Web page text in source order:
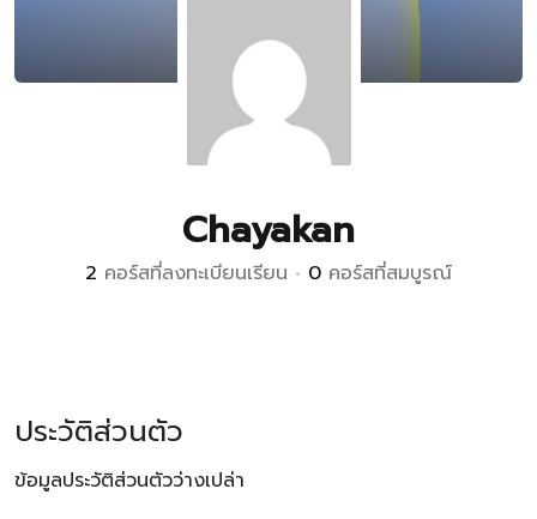
Chayakan
2 คอร์สที่ลงทะเบียนเรียน • 0 คอร์สที่สมบูรณ์
ประวัติส่วนตัว
ข้อมูลประวัติส่วนตัวว่างเปล่า